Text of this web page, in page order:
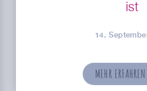
ist
14.
MEHR ERFAHREN